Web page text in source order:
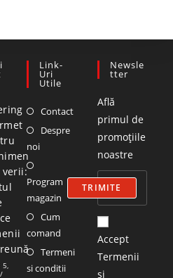
verii:
/
Link-
Uri
Utile
Contact
Despre
noi
Program
magazin
Cum
comand
Termeni
si conditii
Newsle
Tter
Află
primul de
promoțiile
noastre
TRIMITE
Accept
Termenii
și